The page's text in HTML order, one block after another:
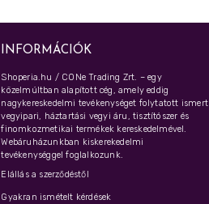
INFORMÁCIÓK
Shoperia.hu / CONe Trading Zrt. – egy
közelmúltban alapított cég, amely eddig
nagykereskedelmi tevékenységet folytatott ismert
vegyipari, háztartási vegyi áru, tisztítószer és
finomkozmetikai termékek kereskedelmével.
Webáruházunkban kiskerekedelmi
tevékenységgel foglalkozunk.
Elállás a szerződéstől
Gyakran ismételt kérdések